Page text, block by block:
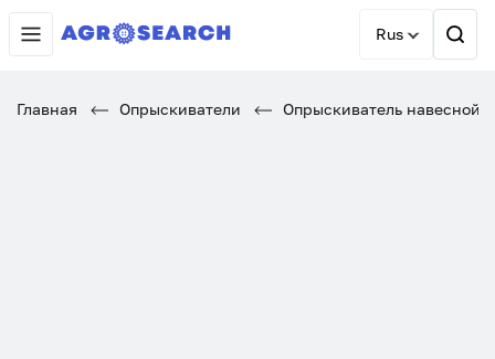
Rus
Главная Опрыскиватели Опрыскиватель навесной